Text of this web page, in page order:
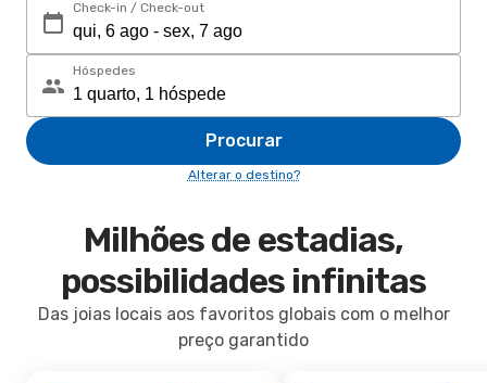
Check-in / Check-out
Hóspedes
Procurar
Alterar o destino?
Milhões de estadias,
possibilidades infinitas
Das joias locais aos favoritos globais com o melhor
preço garantido